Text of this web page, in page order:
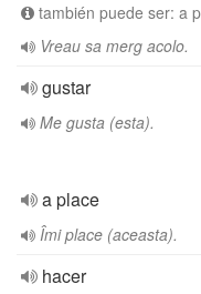
también puede ser: a
Vreau sa merg acolo.
gustar
Me gusta (esta).
a place
Îmi place (aceasta).
hacer